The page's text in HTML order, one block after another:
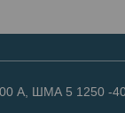
А, ШМА 5 1250 -